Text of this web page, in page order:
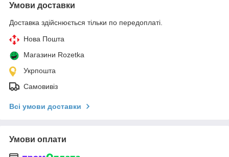
Умови доставки
Доставка здійснюється тільки по передоплаті.
Нова Пошта
Магазини Rozetka
Укрпошта
Самовивіз
Всі умови доставки
Умови оплати